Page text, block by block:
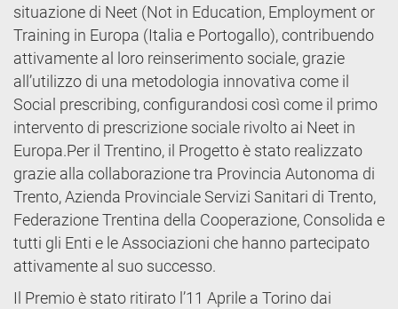
situazione di Neet (Not in Education, Employment or
Training in Europa (Italia e Portogallo), contribuendo
attivamente al loro reinserimento sociale, grazie
all’utilizzo di una metodologia innovativa come il
Social prescribing, configurandosi così come il primo
intervento di prescrizione sociale rivolto ai Neet in
Europa.Per il Trentino, il Progetto è stato realizzato
grazie alla collaborazione tra Provincia Autonoma di
Trento, Azienda Provinciale Servizi Sanitari di Trento,
Federazione Trentina della Cooperazione, Consolida e
tutti gli Enti e le Associazioni che hanno partecipato
attivamente al suo successo.
Il Premio è stato ritirato l’11 Aprile a Torino dai